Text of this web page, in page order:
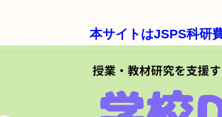
本サイトはJSPS科研費(課題番号